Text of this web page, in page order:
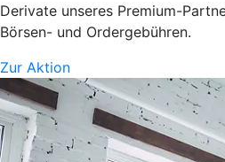
Derivate unseres Premium-
Börsen- und Ordergebühren.
Zur Aktion